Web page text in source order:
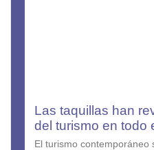
Las taquillas han
del turismo en todo
El turismo contemporáneo